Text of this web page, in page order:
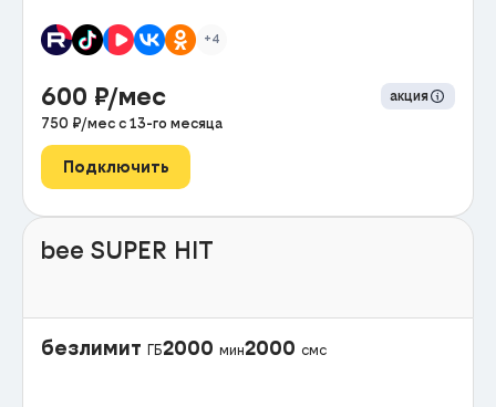
+4
600 ₽/мес
акция
750 ₽/мес с 13-го месяца
Подключить
bee SUPER HIT
безлимит ГБ2000 мин2000 смс